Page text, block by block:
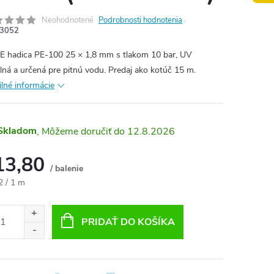
Neohodnotené Podrobnosti hodnotenia
3052
hadica PE-100 25 × 1,8 mm s tlakom 10 bar, UV
a určená pre pitnú vodu. Predaj ako kotúč 15 m.
informácie
12.8.2026
/ balenie
/ 1 m
PRIDAŤ DO KOŠÍKA